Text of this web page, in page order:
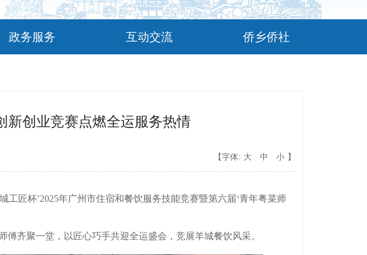
政务服务 互动交流 侨乡侨社
新创业竞赛点燃全运服务热情
【字体: 大 中 小 】
匠杯’2025年广州市住宿和餐饮服务技能竞赛暨第六届‘青年粤菜师
齐聚一堂，以匠心巧手共迎全运盛会，竞展羊城餐饮风采。